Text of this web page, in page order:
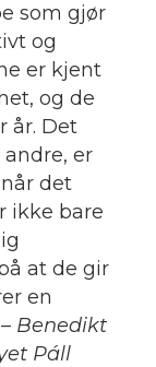
som gjør
og
er kjent
og de
år. Det
er
det
ikke bare
at de gir
en
Benedikt
Páll